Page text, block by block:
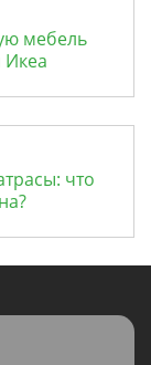
мебель
Икеа
что